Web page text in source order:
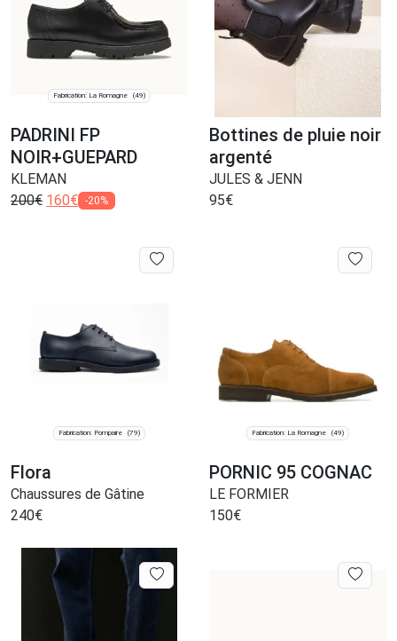
Fabrication: La Romagne (49)
PADRINI FP
NOIR+GUEPARD
KLEMAN
200€ 160€ -20%
Bottines de pluie noir
argenté
JULES & JENN
95€
Fabrication: Pompaire (79)
Flora
Chaussures de Gâtine
240€
Fabrication: La Romagne (49)
PORNIC 95 COGNAC
LE FORMIER
150€